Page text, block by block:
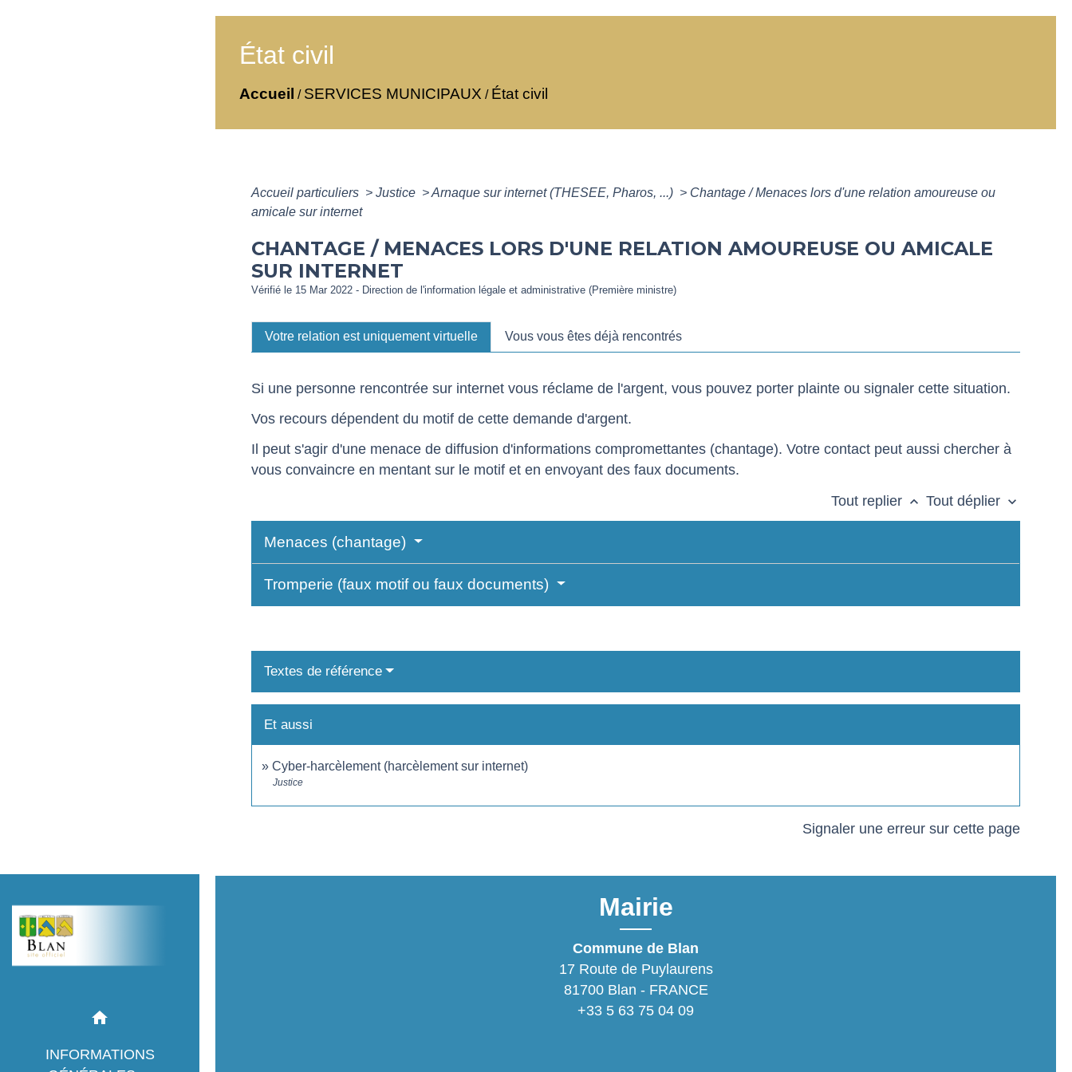
home
INFORMATIONS
État civil
Accueil / SERVICES MUNICIPAUX / État civil
Accueil particuliers > Justice >Arnaque sur internet (THESEE, Pharos, ...) > Chantage / Menaces lors d'une relation amoureuse ou
amicale sur internet
CHANTAGE / MENACES LORS D'UNE RELATION AMOUREUSE OU AMICALE
SUR INTERNET
Vérifié le 15 Mar 2022 - Direction de l'information légale et administrative (Première ministre)
Votre relation est uniquement virtuelle Vous vous êtes déjà rencontrés
Si une personne rencontrée sur internet vous réclame de l'argent, vous pouvez porter plainte ou signaler cette situation.
Vos recours dépendent du motif de cette demande d'argent.
Il peut s'agir d'une menace de diffusion d'informations compromettantes (chantage). Votre contact peut aussi chercher à
vous convaincre en mentant sur le motif et en envoyant des faux documents.
Tout replier keyboard_arrow_up Tout déplier keyboard_arrow_down
Menaces (chantage)
Tromperie (faux motif ou faux documents)
Textes de référence
Et aussi
Cyber-harcèlement (harcèlement sur internet)
Justice
Signaler une erreur sur cette page
Mairie
Commune de Blan
17 Route de Puylaurens
81700 Blan - FRANCE
+33 5 63 75 04 09